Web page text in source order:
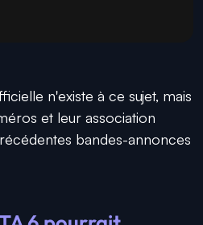
n'existe à ce sujet, mais
et leur association
bandes-annonces